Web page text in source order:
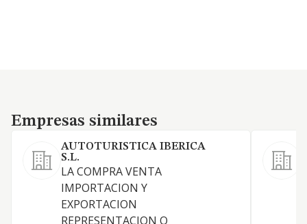
Empresas similares
Empresas similares
AUTOTURISTICA IBERICA
S.L.
LA COMPRA VENTA
IMPORTACION Y
EXPORTACION
REPRESENTACION O